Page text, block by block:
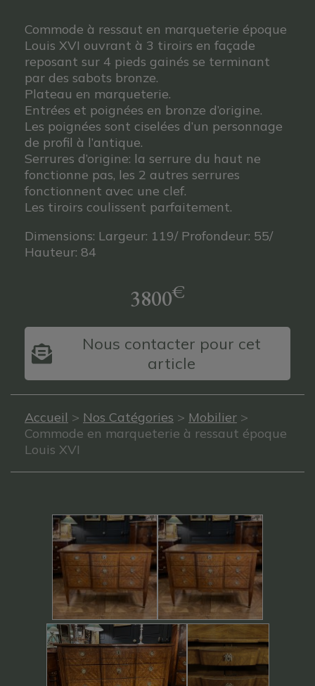
Commode à ressaut en marqueterie époque
Louis XVI ouvrant à 3 tiroirs en façade
reposant sur 4 pieds gainés se terminant
par des sabots bronze.
Plateau en marqueterie.
Entrées et poignées en bronze d’origine.
Les poignées sont ciselées d’un personnage
de profil à l’antique.
Serrures d’origine: la serrure du haut ne
fonctionne pas, les 2 autres serrures
fonctionnent avec une clef.
Les tiroirs coulissent parfaitement.
Dimensions: Largeur: 119/ Profondeur: 55/
Hauteur: 84
3800€
Nous contacter pour cet
article
Accueil > Nos Catégories > Mobilier >
Commode en marqueterie à ressaut époque
Louis XVI